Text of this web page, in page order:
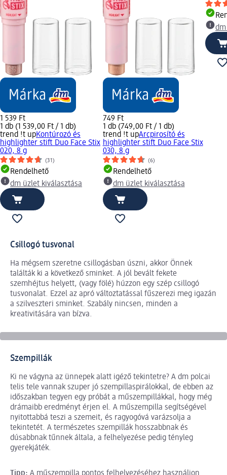
1 539 Ft
1 db (1 539,00 Ft / 1 db)
trend !t upKontúrozó és
highlighter stift Duo Face Stix
020, 8 g
(31)
Rendelhető
dm üzlet kiválasztása
749 Ft
1 db (749,00 Ft / 1 db)
trend !t upArcpirosító és
highlighter stift Duo Face Stix
030, 8 g
(6)
Rendelhető
dm üzlet kiválasztása
Csillogó tusvonal
Ha mégsem szeretne csillogásban úszni, akkor Önnek
találták ki a következő sminket. A jól bevált fekete
szemhéjtus helyett, (vagy fölé) húzzon egy szép csillogó
tusvonalat. Ezzel az apró változtatással fűszerezi meg igazán
a szilveszteri sminket. Szabály nincsen, minden a
kreativitására van bízva.
Szempillák
Ki ne vágyna az ünnepek alatt igéző tekintetre? A dm polcai
telis tele vannak szuper jó szempillaspirálokkal, de ebben az
időszakban tegyen egy próbát a műszempillákkal, hogy még
drámaibb eredményt érjen el. A műszempilla segítségével
nyitottabbá teszi a szemeit, és ragyogóvá varázsolja a
tekintetét. A természetes szempillák hosszabbnak és
dúsabbnak tűnnek általa, a felhelyezése pedig tényleg
gyerekjáték.